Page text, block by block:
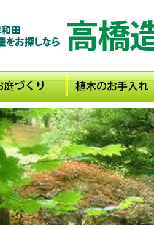
メニュー